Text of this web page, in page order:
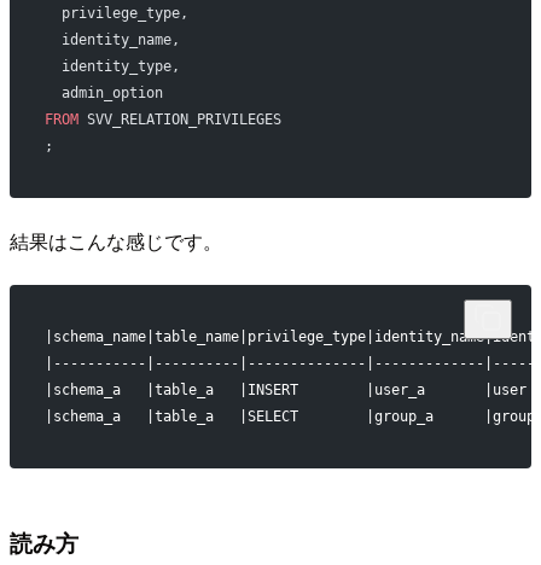
  privilege_type,
  identity_name,
  identity_type,
  admin_option
FROM SVV_RELATION_PRIVILEGES
;
結果はこんな感じです。
|-----------|----------|--------------|-------------
|schema_a   |table_a   |INSERT        |user_a
|schema_a   |table_a   |SELECT        |group_a
読み方